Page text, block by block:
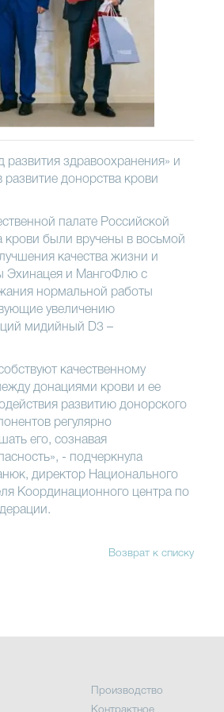
здравоохранения» и
донорства крови
палате Российской
крови были вручены в восьмой
качества жизни и
и МангоФлю с
нормальной работы
увеличению
мидийный D3 –
качественному
донациями крови и ее
развитию донорского
регулярно
его, сознавая
- подчеркнула
директор Национального
Координационного центра по
Возврат к списку
Производство